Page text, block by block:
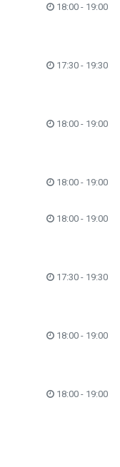
18:00 - 19:00
17:30 - 19:30
18:00 - 19:00
18:00 - 19:00
18:00 - 19:00
17:30 - 19:30
18:00 - 19:00
18:00 - 19:00